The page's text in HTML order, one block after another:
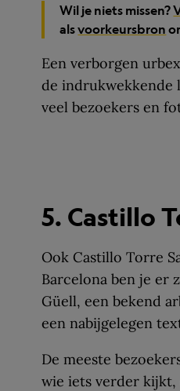
Wil je niets missen?
alsvoorkeursbron
Een verborgen
de indrukwekkende
veel bezoekers en
5. Castillo
Ook Castillo Torre
Barcelona ben je er
Güell, een bekend
een nabijgelegen
De meeste
wie iets verder kijkt,